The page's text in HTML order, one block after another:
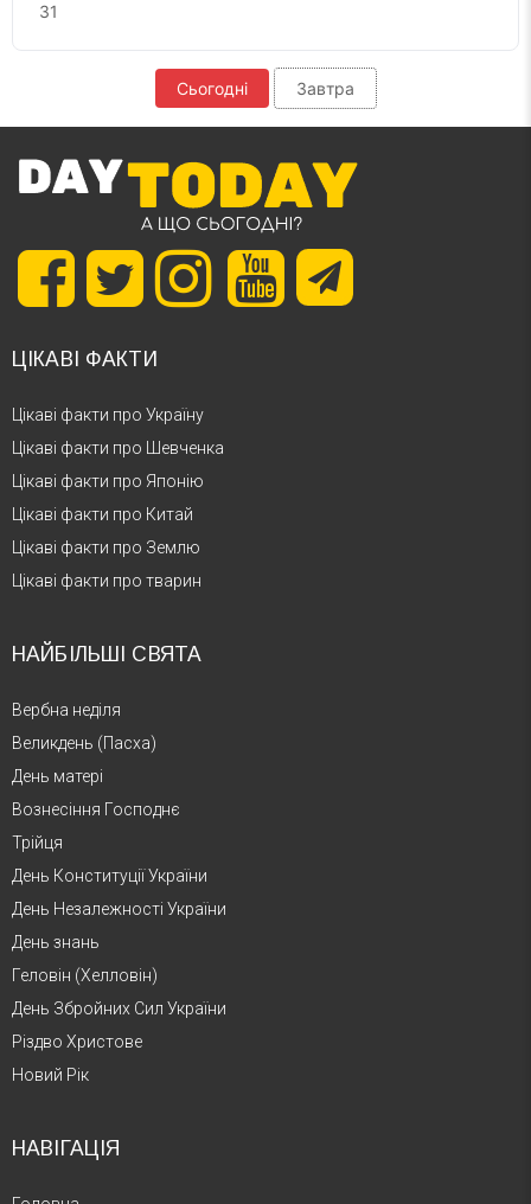
31
Сьогодні Завтра
ЦІКАВІ ФАКТИ
Цікаві факти про Україну
Цікаві факти про Шевченка
Цікаві факти про Японію
Цікаві факти про Китай
Цікаві факти про Землю
Цікаві факти про тварин
НАЙБІЛЬШІ СВЯТА
Вербна неділя
Великдень (Пасха)
День матері
Вознесіння Господнє
Трійця
День Конституції України
День Незалежності України
День знань
Геловін (Хелловін)
День Збройних Сил України
Різдво Христове
Новий Рік
НАВІГАЦІЯ